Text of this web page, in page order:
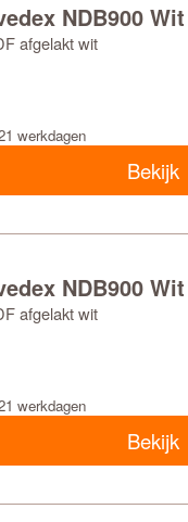
NDB900
afgelakt wit
werkdagen
Bekijk
NDB900
afgelakt wit
werkdagen
Bekijk